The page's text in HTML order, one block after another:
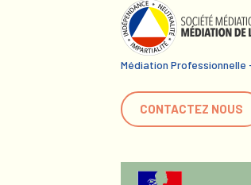
Médiation Professionnelle
CONTACTEZ NOUS